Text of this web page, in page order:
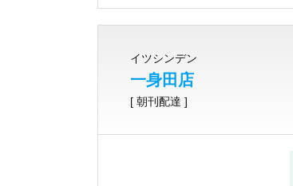
イツシンデン
一身田店
[ 朝刊配達 ]